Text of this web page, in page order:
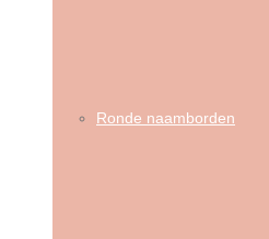
Ronde naamborden